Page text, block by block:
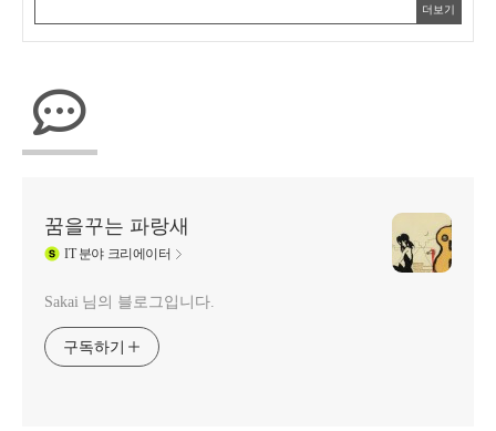
더보기
꿈을꾸는 파랑새
IT분야 크리에이터
Sakai 님의 블로그입니다.
구독하기